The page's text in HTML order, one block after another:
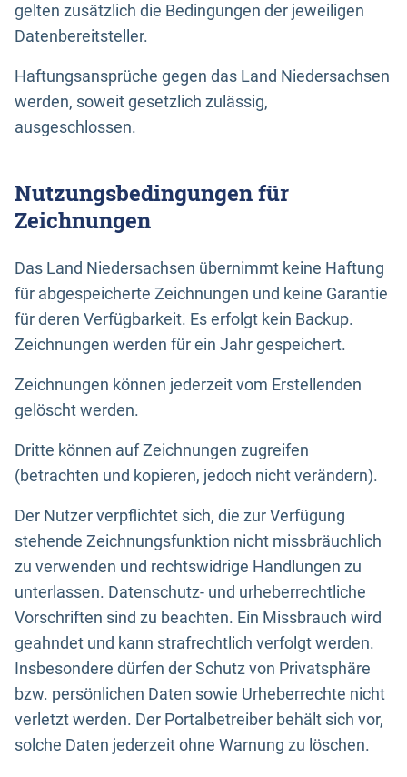
gelten zusätzlich die Bedingungen der jeweiligen
Datenbereitsteller.
Haftungsansprüche gegen das Land Niedersachsen
werden, soweit gesetzlich zulässig,
ausgeschlossen.
Nutzungsbedingungen für
Zeichnungen
Das Land Niedersachsen übernimmt keine Haftung
für abgespeicherte Zeichnungen und keine Garantie
für deren Verfügbarkeit. Es erfolgt kein Backup.
Zeichnungen werden für ein Jahr gespeichert.
Zeichnungen können jederzeit vom Erstellenden
gelöscht werden.
Dritte können auf Zeichnungen zugreifen
(betrachten und kopieren, jedoch nicht verändern).
Der Nutzer verpflichtet sich, die zur Verfügung
stehende Zeichnungsfunktion nicht missbräuchlich
zu verwenden und rechtswidrige Handlungen zu
unterlassen. Datenschutz- und urheberrechtliche
Vorschriften sind zu beachten. Ein Missbrauch wird
geahndet und kann strafrechtlich verfolgt werden.
Insbesondere dürfen der Schutz von Privatsphäre
bzw. persönlichen Daten sowie Urheberrechte nicht
verletzt werden. Der Portalbetreiber behält sich vor,
solche Daten jederzeit ohne Warnung zu löschen.